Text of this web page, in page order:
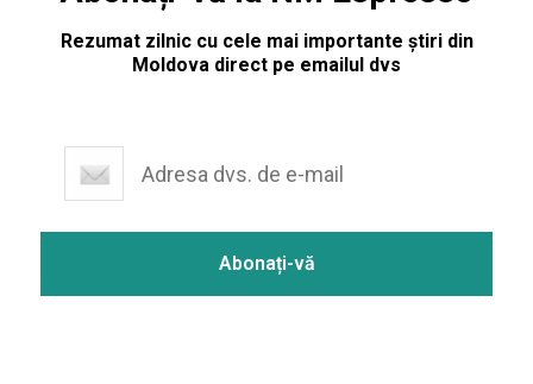
Rezumat zilnic cu cele mai importante știri din
Moldova direct pe emailul dvs